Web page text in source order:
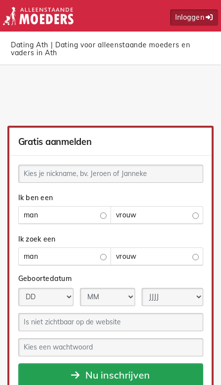
Inloggen
Dating Ath | Dating voor alleenstaande moeders en
vaders in Ath
Gratis aanmelden
Ik ben een
man
vrouw
Ik zoek een
man
vrouw
Geboortedatum
Nu inschrijven